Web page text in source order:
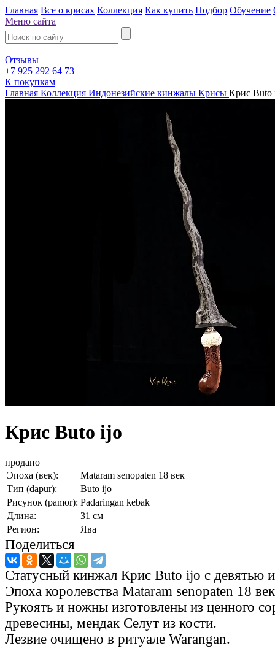
Главная Все о крисах Коллекция Как купить Подбор Обучение
Меню сайта
Отзывы
+7 925 292 64 73
К покупкам
Главная Коллекция Индонезийские кинжалы Крисы Крис Buto
Крис Buto ijo
продано
Эпоха (век):
Mataram senopaten 18 век
Тип (dapur):
Buto ijo
Рисунок (pamor): Padaringan kebak
Длина:
31 cм
Регион:
Ява
Поделиться
Статусный кинжал Крис Buto ijo с девятью
Эпоха королевства Mataram senopaten 18
Рукоять и ножны изготовлены из ценного
древесины, мендак Селут из кости.
Лезвие очищено в ритуале Warangan.